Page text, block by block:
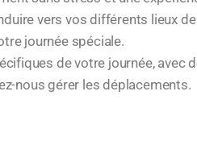
vers vos différents lieux
journée spéciale.
de votre journée, avec
nous gérer les déplacements.